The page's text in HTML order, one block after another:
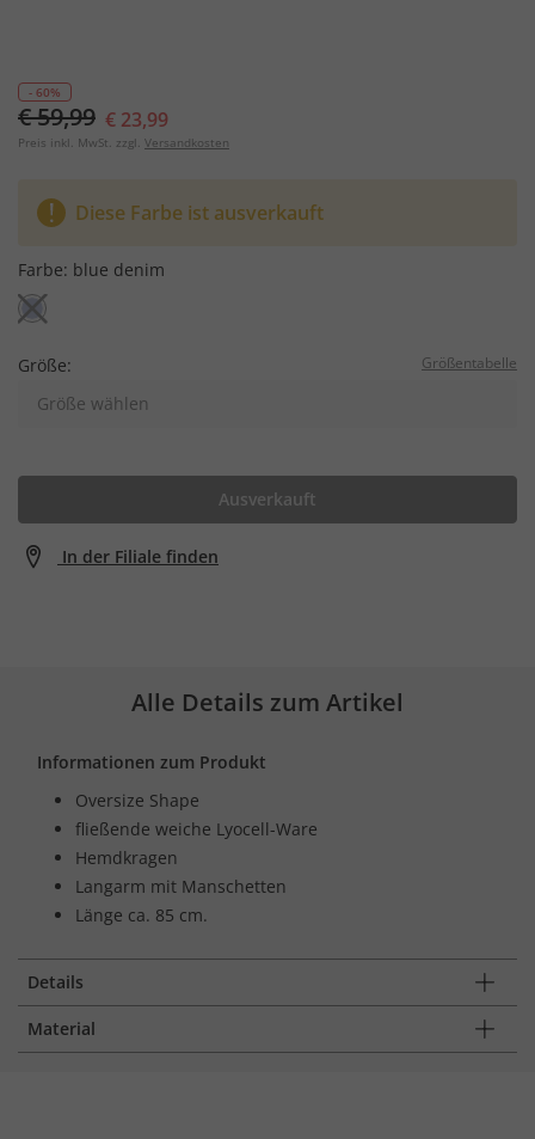
- 60%
€ 59,99 € 23,99
Preis inkl. MwSt. zzgl. Versandkosten
Diese Farbe ist ausverkauft
Farbe: blue denim
Größe: Größentabelle
Größe wählen
Ausverkauft
In der Filiale finden
Alle Details zum Artikel
Informationen zum Produkt
Oversize Shape
fließende weiche Lyocell-Ware
Hemdkragen
Langarm mit Manschetten
Länge ca. 85 cm.
Details
Material